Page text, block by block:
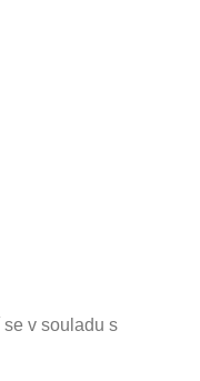
v souladu s